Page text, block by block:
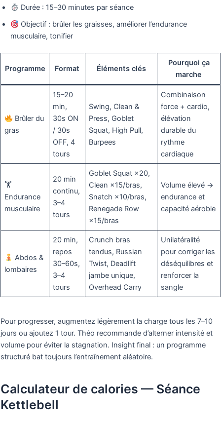
Durée : 15–30 minutes par séance
Objectif : brûler les graisses, améliorer l’endurance
musculaire, tonifier
Programme Format Éléments clés
Pourquoi ça
marche
Brûler du
gras
15–20
min,
30s ON
/ 30s
OFF, 4
tours
Swing, Clean &
Press, Goblet
Squat, High Pull,
Burpees
Combinaison
force + cardio,
élévation
durable du
rythme
cardiaque
🏋️
Endurance
musculaire
20 min
continu,
3–4
tours
Goblet Squat ×20,
Clean ×15/bras,
Snatch ×10/bras,
Renegade Row
×15/bras
Volume élevé →
endurance et
capacité aérobie
Abdos &
lombaires
20 min,
repos
30–60s,
3–4
tours
Crunch bras
tendus, Russian
Twist, Deadlift
jambe unique,
Overhead Carry
Unilatéralité
pour corriger les
déséquilibres et
renforcer la
sangle
Pour progresser, augmentez légèrement la charge tous les 7–10
jours ou ajoutez 1 tour. Théo recommande d’alterner intensité et
volume pour éviter la stagnation. Insight final : un programme
structuré bat toujours l’entraînement aléatoire.
Calculateur de calories — Séance
Kettlebell